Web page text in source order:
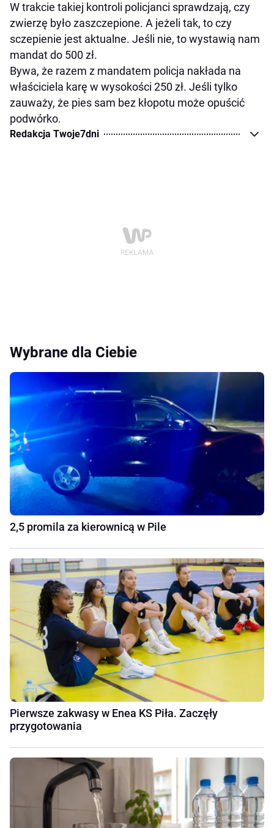
W trakcie takiej kontroli policjanci sprawdzają, czy
zwierzę było zaszczepione. A jeżeli tak, to czy
sczepienie jest aktualne. Jeśli nie, to wystawią nam
mandat do 500 zł.
Bywa, że razem z mandatem policja nakłada na
właściciela karę w wysokości 250 zł. Jeśli tylko
zauważy, że pies sam bez kłopotu może opuścić
podwórko.
Redakcja Twoje7dni
Wybrane dla Ciebie
2,5 promila za kierownicą w Pile
Pierwsze zakwasy w Enea KS Piła. Zaczęły
przygotowania